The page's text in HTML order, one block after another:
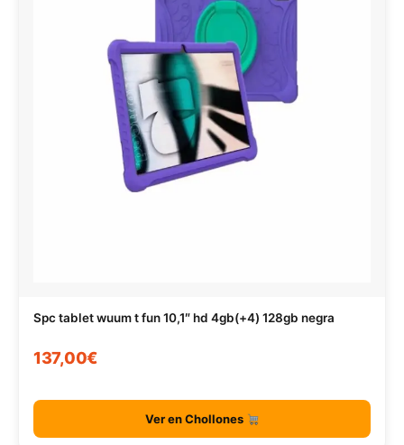
Spc tablet wuum t fun 10,1″ hd 4gb(+4) 128gb negra
137,00€
Ver en Chollones